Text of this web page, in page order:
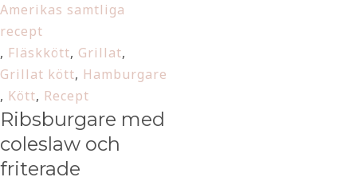
Amerikas samtliga
recept
, Fläskkött, Grillat,
Grillat kött, Hamburgare
, Kött, Recept
Ribsburgare med
coleslaw och
friterade